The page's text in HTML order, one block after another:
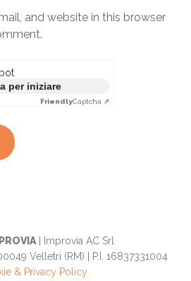
and website in this browser
per iniziare
FriendlyCaptcha ⇗
| Improvia AC Srl
Velletri (RM) | P.I. 16837331004
& Privacy Policy